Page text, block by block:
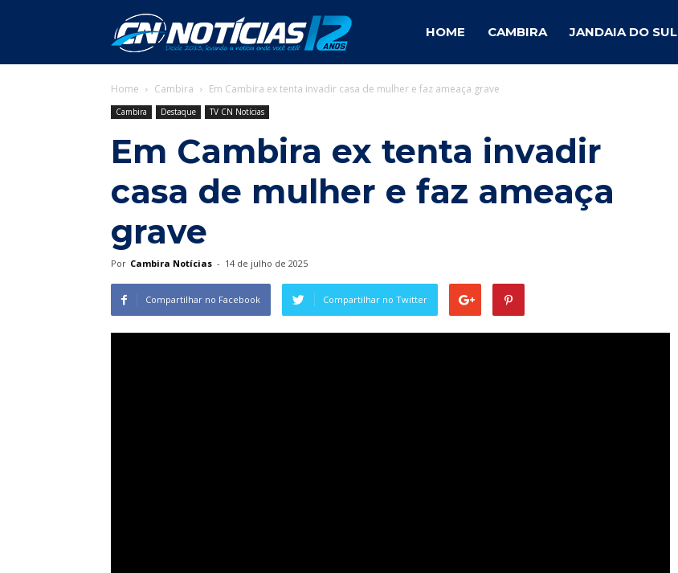
Cambira
Notícias
HOME CAMBIRA JANDAIA DO SUL
Home Cambira Em Cambira ex tenta invadir casa de mulher e faz ameaça grave
Cambira Destaque TV CN Notícias
Em Cambira ex tenta invadir
casa de mulher e faz ameaça
grave
Por Cambira Notícias - 14 de julho de 2025
Compartilhar no Facebook Compartilhar no Twitter